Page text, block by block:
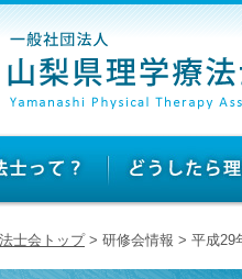
士会トップ> 研修会情報 > 平成29